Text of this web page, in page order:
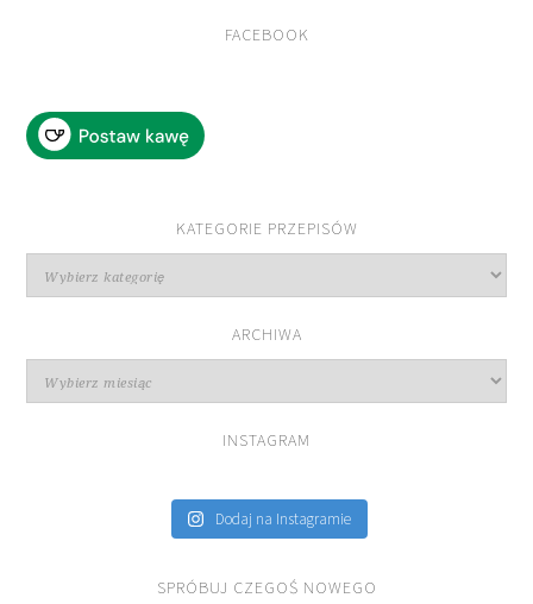
FACEBOOK
KATEGORIE PRZEPISÓW
przepisów
ARCHIWA
INSTAGRAM
Dodaj na Instagramie
SPRÓBUJ CZEGOŚ NOWEGO